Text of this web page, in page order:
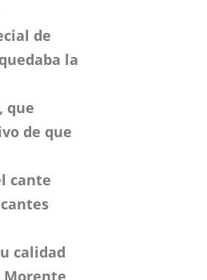
de
la
que
de que
cante
calidad
Morente